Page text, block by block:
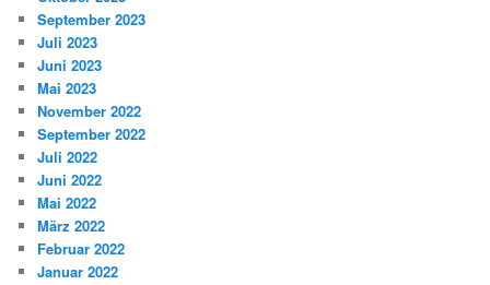
September 2023
Juli 2023
Juni 2023
Mai 2023
November 2022
September 2022
Juli 2022
Juni 2022
Mai 2022
März 2022
Februar 2022
Januar 2022